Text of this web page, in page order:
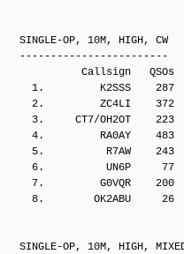
SINGLE-OP, 10M, HIGH, CW
------------------------
Callsign   QSOs  Points
1.         K2SSS    287
2.         ZC4LI    372
3.     CT7/OH2OT    223
4.         RA0AY    483
5.          R7AW    243
6.          UN6P     77
7.         G0VQR    200
8.        OK2ABU     26
SINGLE-OP, 10M, HIGH,